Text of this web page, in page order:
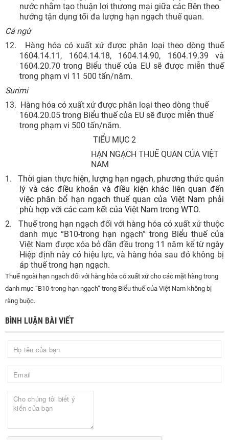
nước nhằm tạo thuận lợi thương mại giữa các Bên theo
hướng tận dụng tối đa lượng hạn ngạch thuế quan.
Cá ngừ
12.
Hàng hóa có xuất xứ được phân loại theo dòng thuế
1604.14.11, 1604.14.18, 1604.14.90, 1604.19.39 và
1604.20.70 trong Biểu thuế của EU sẽ được miễn thuế
trong phạm vi 11 500 tấn/năm.
Surimi
13. Hàng hóa có xuất xứ được phân loại theo dòng thuế
1604.20.05 trong Biểu thuế của EU sẽ được miễn thuế
trong phạm vi 500 tấn/năm.
TIỂU MỤC 2
HẠN NGẠCH THUẾ QUAN CỦA VIỆT
NAM
1.
Thời gian thực hiện, lượng hạn ngạch, phương thức quản
lý và các điều khoản và điều kiện khác liên quan đến
việc phân bổ hạn ngạch thuế quan của Việt Nam phải
phù hợp với các cam kết của Việt Nam trong WTO.
2.
Thuế trong hạn ngạch đối với hàng hóa có xuất xứ thuộc
danh mục “B10-trong hạn ngạch” trong Biểu thuế của
Việt Nam được xóa bỏ dần đều trong 11 năm kể từ ngày
Hiệp định này có hiệu lực, và hàng hóa sau đó không bị
áp thuế trong hạn ngạch.
Thuế ngoài hạn ngạch đối với hàng hóa có xuất xứ cho các mặt hàng trong
danh mục “B10-trong-hạn ngạch” trong Biểu thuế của Việt Nam không bị
ràng buộc.
BÌNH LUẬN BÀI VIẾT